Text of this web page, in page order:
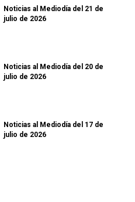
Noticias al Mediodía del 21 de
julio de 2026
Noticias al Mediodía del 20 de
julio de 2026
Noticias al Mediodía del 17 de
julio de 2026